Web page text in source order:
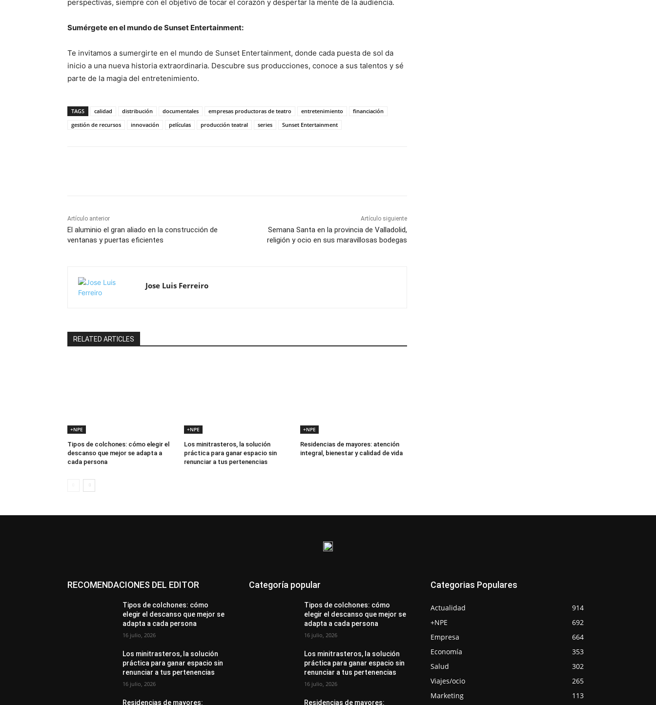
perspectivas, siempre con el objetivo de tocar el corazón y despertar la mente de la audiencia.
Sumérgete en el mundo de Sunset Entertainment:
Te invitamos a sumergirte en el mundo de Sunset Entertainment, donde cada puesta de sol da
inicio a una nueva historia extraordinaria. Descubre sus producciones, conoce a sus talentos y sé
parte de la magia del entretenimiento.
TAGS calidad distribución documentales empresas productoras de teatro entretenimiento
financiación
gestión de recursos
innovación películas producción teatral series Sunset Entertainment
Artículo anterior
El aluminio el gran aliado en la construcción de
ventanas y puertas eficientes
Artículo siguiente
Semana Santa en la provincia de Valladolid,
religión y ocio en sus maravillosas bodegas
Jose Luis Ferreiro
RELATED ARTICLES
+NPE
Tipos de colchones: cómo elegir el
descanso que mejor se adapta a
cada persona
+NPE
Los minitrasteros, la solución
práctica para ganar espacio sin
renunciar a tus pertenencias
+NPE
Residencias de mayores: atención
integral, bienestar y calidad de vida
RECOMENDACIONES DEL EDITOR
Tipos de colchones: cómo
elegir el descanso que mejor se
adapta a cada persona
16 julio, 2026
Los minitrasteros, la solución
práctica para ganar espacio sin
renunciar a tus pertenencias
16 julio, 2026
Residencias de mayores:
Categoría popular
Tipos de colchones: cómo
elegir el descanso que mejor se
adapta a cada persona
16 julio, 2026
Los minitrasteros, la solución
práctica para ganar espacio sin
renunciar a tus pertenencias
16 julio, 2026
Residencias de mayores:
Categorias Populares
Actualidad
914
+NPE
692
Empresa
664
Economía
353
Salud
302
Viajes/ocio
265
Marketing
113